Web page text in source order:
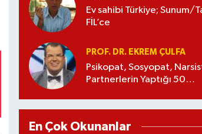
Ev sahibi Türkiye; Sunum/
FİL’ce
PROF. DR. EKREM ÇULFA
Psikopat, Sosyopat,
Partnerlerin Yaptığı 50
En Çok Okunanlar